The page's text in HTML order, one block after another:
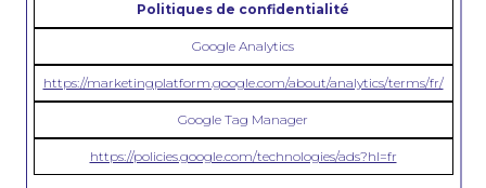
Politiques de confidentialité
Google Analytics
https://marketingplatform.google.com/about/analytics/terms/fr/
Google Tag Manager
https://policies.google.com/technologies/ads?hl=fr